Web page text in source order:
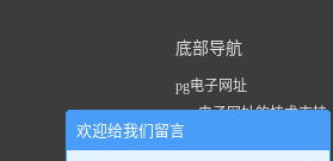
底部导航
pg电子网址
pg电子网址的技术支持
关于pg电子网址
欢迎给我们留言